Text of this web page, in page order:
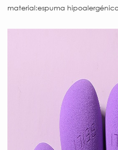
material:espuma